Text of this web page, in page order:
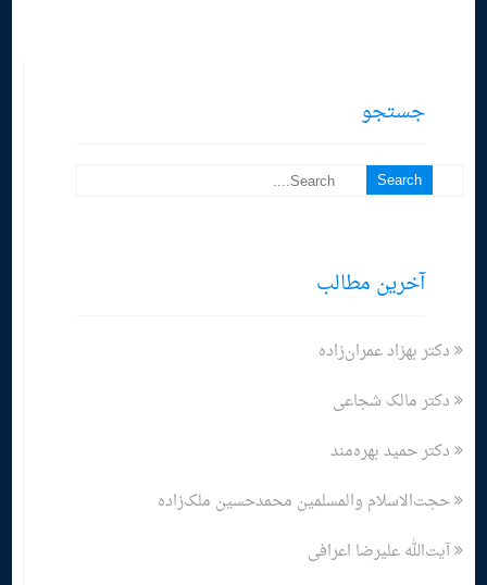
جستجو
آخرین مطالب
دکتر بهزاد عمران‌زاده
دکتر مالک شجاعی
دکتر حمید بهره‌مند
حجت‌الاسلام والمسلمین محمدحسین ملک‌زاده
آیت‌الله علیرضا اعرافی